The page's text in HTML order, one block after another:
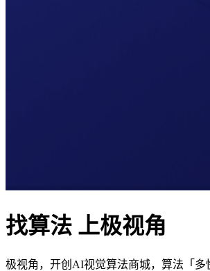
找算法 上极视角
极视角，开创AI视觉算法商城，算法「多